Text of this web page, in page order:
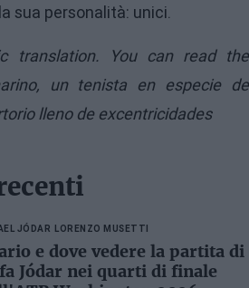
sua personalità: unici.
translation. You can read the
un tenista en especie de
lleno de excentricidades
JÓDAR LORENZO MUSETTI
e dove vedere la partita di
Jódar nei quarti di finale